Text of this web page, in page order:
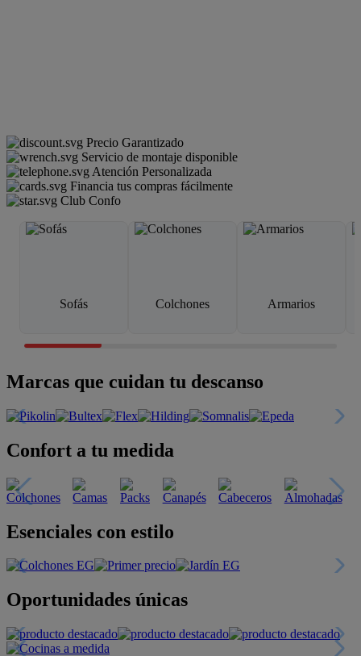
Precio Garantizado
Servicio de montaje disponible
Atención Personalizada
Financia tus compras fácilmente
Club Confo
Sofás Colchones Armarios
Marcas que cuidan tu descanso
Confort a tu medida
Esenciales con estilo
Oportunidades únicas